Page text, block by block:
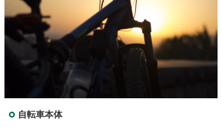
自転車本体